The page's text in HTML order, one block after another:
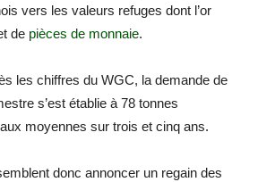
vers les valeurs refuges dont l’or
de pièces de monnaie.
les chiffres du WGC, la demande de
s’est établie à 78 tonnes
moyennes sur trois et cinq ans.
donc annoncer un regain des